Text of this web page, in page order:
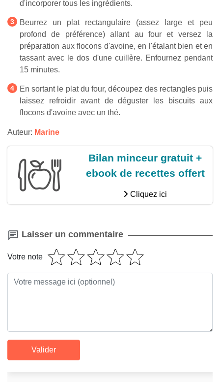
d'incorporer tous les ingrédients.
Beurrez un plat rectangulaire (assez large et peu
profond de préférence) allant au four et versez la
préparation aux flocons d'avoine, en l'étalant bien et en
tassant avec le dos d'une cuillère. Enfournez pendant
15 minutes.
En sortant le plat du four, découpez des rectangles puis
laissez refroidir avant de déguster les biscuits aux
flocons d'avoine avec un thé.
Auteur: Marine
Bilan minceur gratuit +
ebook de recettes offert
Cliquez ici
Laisser un commentaire
Votre note